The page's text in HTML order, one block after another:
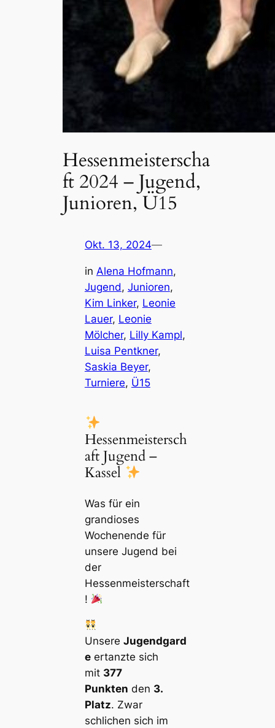
Hessenmeisterscha
ft 2024 – Jugend,
Junioren, Ü15
Okt. 13, 2024—
in Alena Hofmann
Jugend, Junioren
Kim Linker, Leonie
Lauer, Leonie
Mölcher, Lilly Kampl
Luisa Pentkner
Saskia Beyer
Turniere, Ü15
Hessenmeistersch
aft Jugend –
Kassel
Was für ein
grandioses
Wochenende für
unsere Jugend bei
der
Hessenmeisterschaft
!
Unsere Jugendgard
eertanzte sich
mit 377
Punkten den 3.
Platz. Zwar
schlichen sich im